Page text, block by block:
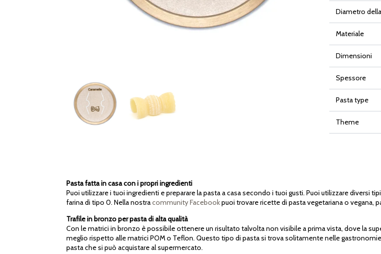
Diametro
Materiale
Dimensioni
Spessore
Pasta type
Theme
Pasta fatta in casa con i propri ingredienti
Puoi utilizzare i tuoi ingredienti e preparare la pasta a casa secondo i tuoi gusti. Puoi utilizzare diversi
farina di tipo 0. Nella nostracommunity Facebookpuoi trovare ricette di pasta vegetariana o vegana,
Trafile in bronzo per pasta di alta qualità
Con le matrici in bronzo è possibile ottenere un risultato talvolta non visibile a prima vista, dove la
meglio rispetto alle matrici POM o Teflon. Questo tipo di pasta si trova solitamente nelle
pasta che si può acquistare al supermercato.